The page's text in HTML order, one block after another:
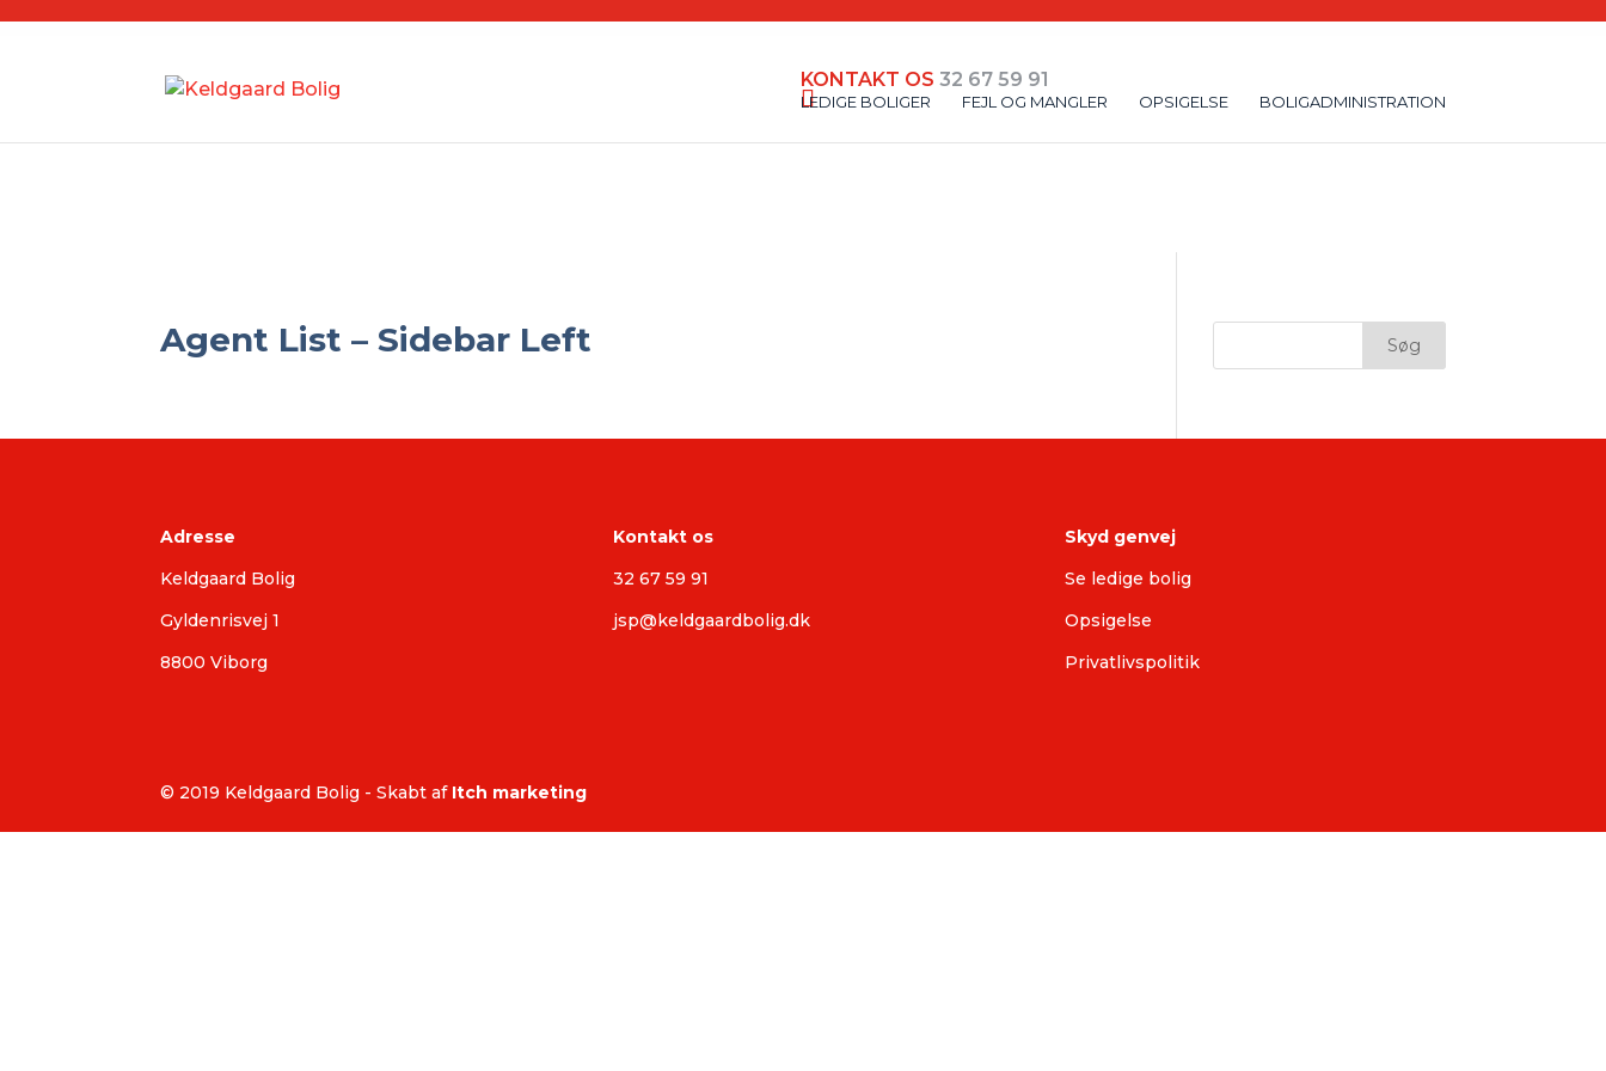
KONTAKT OS 32 67 59 91
LEDIGE BOLIGER FEJL OG MANGLER OPSIGELSE BOLIGADMINISTRATION
Agent List – Sidebar Left
Adresse
Keldgaard Bolig
Gyldenrisvej 1
8800 Viborg
Kontakt os
32 67 59 91
jsp@keldgaardbolig.dk
Skyd genvej
Se ledige bolig
Opsigelse
Privatlivspolitik
© 2019 Keldgaard Bolig - Skabt af Itch marketing